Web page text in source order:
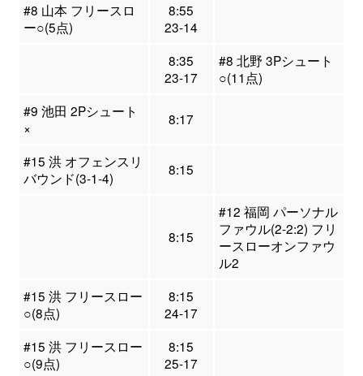
#8 山本 フリースロ
ー○(5点)
8:55
23-14
8:35
23-17
#8 北野 3Pシュート
○(11点)
#9 池田 2Pシュート
×
8:17
#15 洪 オフェンスリ
バウンド(3-1-4)
8:15
8:15
#12 福岡 パーソナル
ファウル(2-2:2) フリ
ースローオンファウ
ル2
#15 洪 フリースロー
○(8点)
8:15
24-17
#15 洪 フリースロー
○(9点)
8:15
25-17